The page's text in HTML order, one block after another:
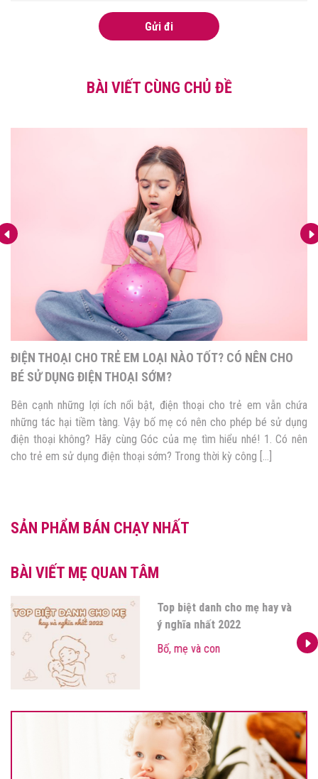
Gửi đi
BÀI VIẾT CÙNG CHỦ ĐỀ
ĐIỆN THOẠI CHO TRẺ EM LOẠI NÀO TỐT? CÓ NÊN CHO
BÉ SỬ DỤNG ĐIỆN THOẠI SỚM?
Bên cạnh những lợi ích nổi bật, điện thoại cho trẻ em vẫn chứa
những tác hại tiềm tàng. Vậy bố mẹ có nên cho phép bé sử dụng
điện thoại không? Hãy cùng Góc của mẹ tìm hiểu nhé! 1. Có nên
cho trẻ em sử dụng điện thoại sớm? Trong thời kỳ công […]
SẢN PHẨM BÁN CHẠY NHẤT
BÀI VIẾT MẸ QUAN TÂM
Top biệt danh cho mẹ hay và
ý nghĩa nhất 2022
Bố, mẹ và con